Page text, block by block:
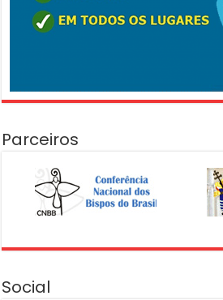
Parceiros
Social